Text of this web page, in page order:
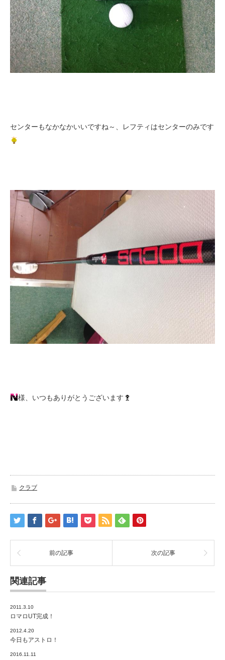
センターもなかなかいいですね～、レフティはセンターのみです
様、いつもありがとうございます
クラブ
前の記事 次の記事
関連記事
2011.3.10
ロマロUT完成！
2012.4.20
今日もアストロ！
2016.11.11